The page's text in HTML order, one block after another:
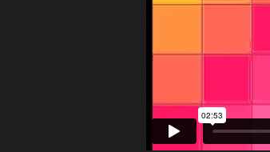
navigation